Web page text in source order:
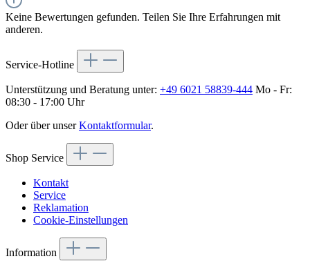
Keine Bewertungen gefunden. Teilen Sie Ihre Erfahrungen mit
anderen.
Service-Hotline
Unterstützung und Beratung unter: +49 6021 58839-444 Mo - Fr:
08:30 - 17:00 Uhr
Oder über unserKontaktformular.
Shop Service
Kontakt
Service
Reklamation
Cookie-Einstellungen
Information